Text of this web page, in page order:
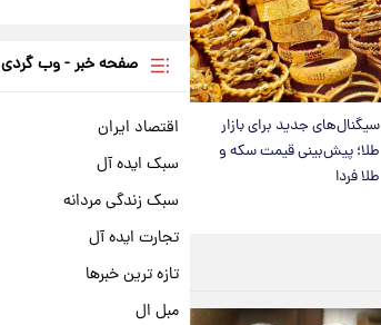
سیگنال‌های جدید برای بازار
طلا؛ پیش‌بینی قیمت سکه و
طلا فردا
صفحه خبر - وب گردی
اقتصاد ایران
سبک ایده آل
سبک زندگی مردانه
تجارت ایده آل
تازه ترین خبرها
مبل ال